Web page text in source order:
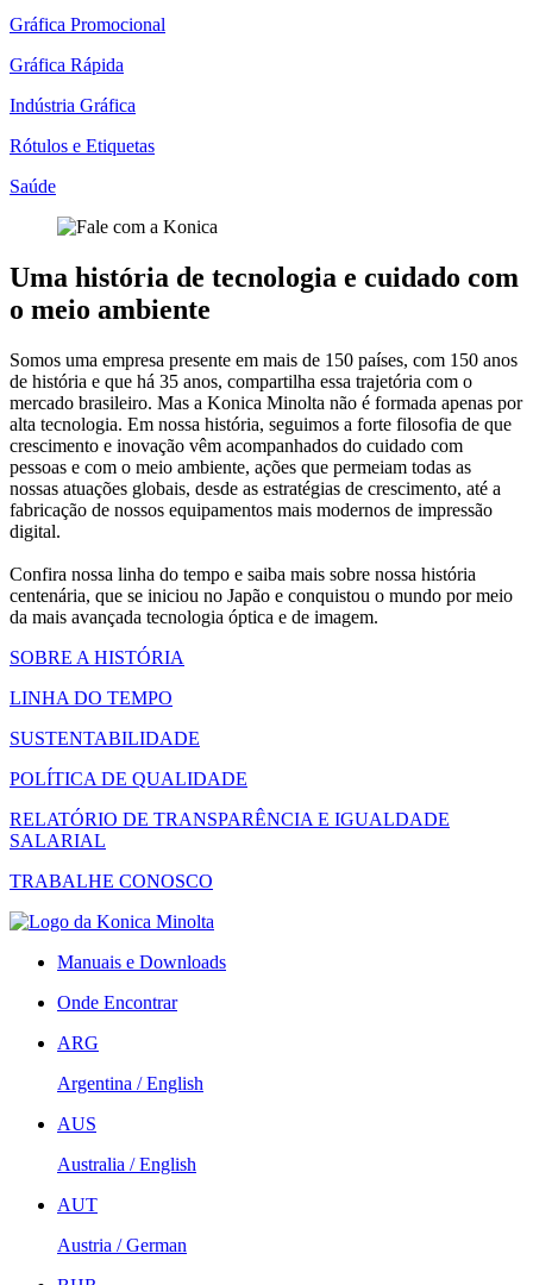
Gráfica Promocional
Gráfica Rápida
Indústria Gráfica
Rótulos e Etiquetas
Saúde
Uma história de tecnologia e cuidado com
o meio ambiente
Somos uma empresa presente em mais de 150 países, com 150 anos
de história e que há 35 anos, compartilha essa trajetória com o
mercado brasileiro. Mas a Konica Minolta não é formada apenas por
alta tecnologia. Em nossa história, seguimos a forte filosofia de que
crescimento e inovação vêm acompanhados do cuidado com
pessoas e com o meio ambiente, ações que permeiam todas as
nossas atuações globais, desde as estratégias de crescimento, até a
fabricação de nossos equipamentos mais modernos de impressão
digital.
Confira nossa linha do tempo e saiba mais sobre nossa história
centenária, que se iniciou no Japão e conquistou o mundo por meio
da mais avançada tecnologia óptica e de imagem.
SOBRE A HISTÓRIA
LINHA DO TEMPO
SUSTENTABILIDADE
POLÍTICA DE QUALIDADE
RELATÓRIO DE TRANSPARÊNCIA E IGUALDADE
SALARIAL
TRABALHE CONOSCO
Manuais e Downloads
Onde Encontrar
ARG
Argentina / English
AUS
Australia / English
AUT
Austria / German